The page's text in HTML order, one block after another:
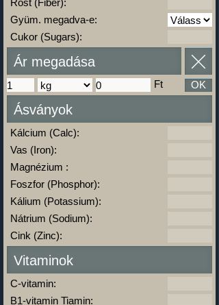
Rost (Fiber):
Gyüm. megadva-e:
Cukor (Sugars):
Ár megadása
Ft OK
Ásványok
Kálcium (Calc):
Vas (Iron):
Magnézium :
Foszfor (Phosphor):
Kálium (Potassium):
Nátrium (Sodium):
Cink (Zinc):
Vitaminok
C-vitamin:
B1-vitamin Tiamin: